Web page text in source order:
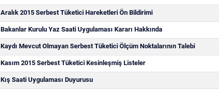
Aralık 2015 Serbest Tüketici Hareketleri Ön Bildirimi
Bakanlar Kurulu Yaz Saati Uygulaması Kararı Hakkında
Kaydı Mevcut Olmayan Serbest Tüketici Ölçüm Noktalarının Talebi
Kasım 2015 Serbest Tüketici Kesinleşmiş Listeler
Kış Saati Uygulaması Duyurusu